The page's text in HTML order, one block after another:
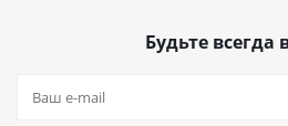
Будьте всегда